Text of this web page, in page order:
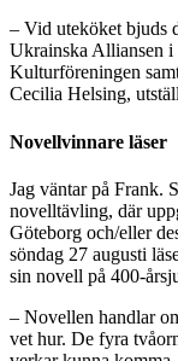
– Vid uteköket bjuds
Ukrainska Alliansen i
Kulturföreningen
Cecilia Helsing,
Novellvinnare läser
Jag väntar på Frank.
novelltävling, där
Göteborg och/eller
söndag 27 augusti
sin novell på 400-
– Novellen handlar
vet hur. De fyra